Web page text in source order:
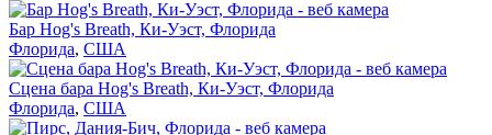
Бар Hog's Breath, Ки-Уэст, Флорида
Флорида, США
Сцена бара Hog's Breath, Ки-Уэст, Флорида
Флорида, США